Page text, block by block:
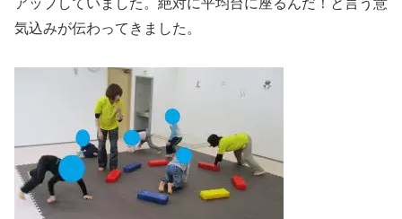
アップしていました。絶対に平均台に座るんだ！と言う意
気込みが伝わってきました。